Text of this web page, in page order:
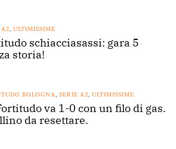
A2, ULTIMISSIME
schiacciasassi: gara 5
storia!
BOLOGNA, SERIE A2, ULTIMISSIME
va 1-0 con un filo di gas.
da resettare.